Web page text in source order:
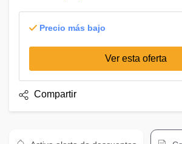
Precio más bajo
Ver esta oferta
Compartir